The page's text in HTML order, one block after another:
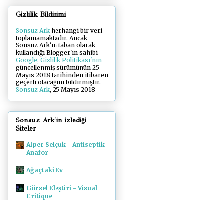
Gizlilik Bildirimi
Sonsuz Arkherhangi bir veri
toplamamaktadır. Ancak
Sonsuz Ark'ın taban olarak
kullandığı Blogger'ın sahibi
Google, Gizlilik Politikası'nın
güncellenmiş sürümünün 25
Mayıs 2018 tarihinden itibaren
geçerli olacağını bildirmiştir.
Sonsuz Ark, 25 Mayıs 2018
Sonsuz Ark'in izlediği
Siteler
Alper Selçuk - Antiseptik
Anafor
Ağaçtaki Ev
Görsel Eleştiri - Visual
Critique